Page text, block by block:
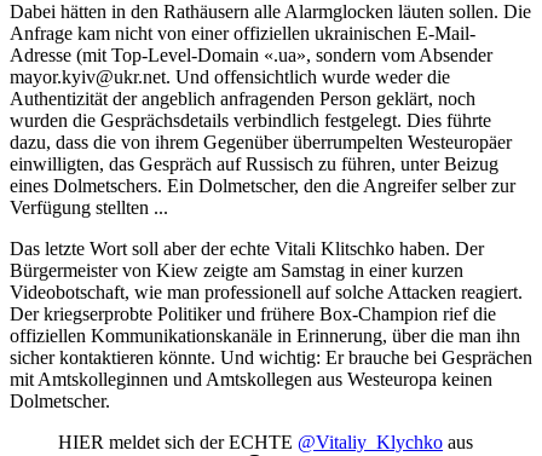
Dabei hätten in den Rathäusern alle Alarmglocken läuten sollen. Die
Anfrage kam nicht von einer offiziellen ukrainischen E-Mail-
Adresse (mit Top-Level-Domain «.ua», sondern vom Absender
mayor.kyiv@ukr.net. Und offensichtlich wurde weder die
Authentizität der angeblich anfragenden Person geklärt, noch
wurden die Gesprächsdetails verbindlich festgelegt. Dies führte
dazu, dass die von ihrem Gegenüber überrumpelten Westeuropäer
einwilligten, das Gespräch auf Russisch zu führen, unter Beizug
eines Dolmetschers. Ein Dolmetscher, den die Angreifer selber zur
Verfügung stellten ...
Das letzte Wort soll aber der echte Vitali Klitschko haben. Der
Bürgermeister von Kiew zeigte am Samstag in einer kurzen
Videobotschaft, wie man professionell auf solche Attacken reagiert.
Der kriegserprobte Politiker und frühere Box-Champion rief die
offiziellen Kommunikationskanäle in Erinnerung, über die man ihn
sicher kontaktieren könnte. Und wichtig: Er brauche bei Gesprächen
mit Amtskolleginnen und Amtskollegen aus Westeuropa keinen
Dolmetscher.
HIER meldet sich der ECHTE @Vitaliy_Klychko aus